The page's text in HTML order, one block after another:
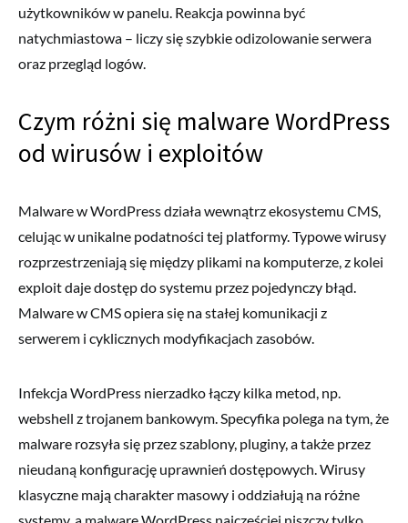
użytkowników w panelu. Reakcja powinna być
natychmiastowa – liczy się szybkie odizolowanie serwera
oraz przegląd logów.
Czym różni się malware WordPress
od wirusów i exploitów
Malware w WordPress działa wewnątrz ekosystemu CMS,
celując w unikalne podatności tej platformy. Typowe wirusy
rozprzestrzeniają się między plikami na komputerze, z kolei
exploit daje dostęp do systemu przez pojedynczy błąd.
Malware w CMS opiera się na stałej komunikacji z
serwerem i cyklicznych modyfikacjach zasobów.
Infekcja WordPress nierzadko łączy kilka metod, np.
webshell z trojanem bankowym. Specyfika polega na tym, że
malware rozsyła się przez szablony, pluginy, a także przez
nieudaną konfigurację uprawnień dostępowych. Wirusy
klasyczne mają charakter masowy i oddziałują na różne